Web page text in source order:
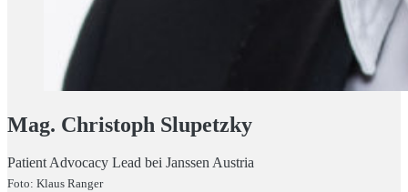
Mag. Christoph Slupetzky
Patient Advocacy Lead bei Janssen Austria
Foto: Klaus Ranger